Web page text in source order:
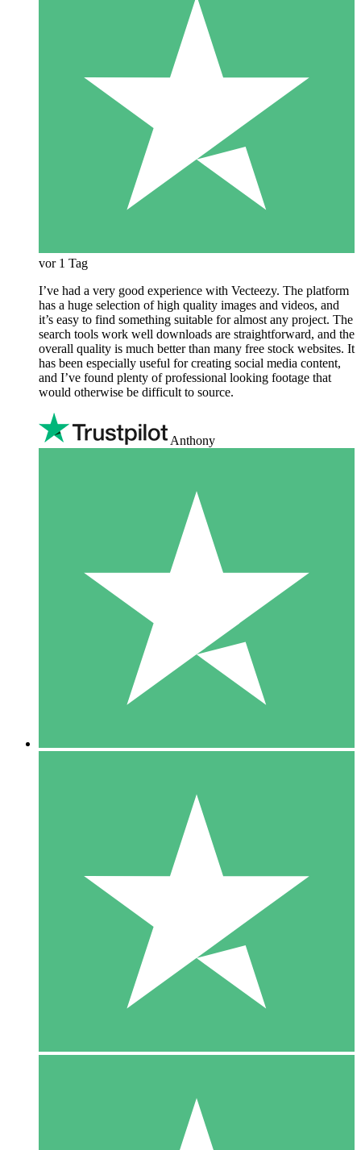
vor 1 Tag
I’ve had a very good experience with Vecteezy. The platform
has a huge selection of high quality images and videos, and
it’s easy to find something suitable for almost any project. The
search tools work well downloads are straightforward, and the
overall quality is much better than many free stock websites. It
has been especially useful for creating social media content,
and I’ve found plenty of professional looking footage that
would otherwise be difficult to source.
Anthony